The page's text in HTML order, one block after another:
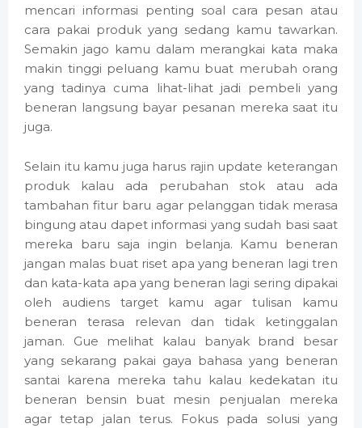
mencari informasi penting soal cara pesan atau
cara pakai produk yang sedang kamu tawarkan.
Semakin jago kamu dalam merangkai kata maka
makin tinggi peluang kamu buat merubah orang
yang tadinya cuma lihat-lihat jadi pembeli yang
beneran langsung bayar pesanan mereka saat itu
juga.
Selain itu kamu juga harus rajin update keterangan
produk kalau ada perubahan stok atau ada
tambahan fitur baru agar pelanggan tidak merasa
bingung atau dapet informasi yang sudah basi saat
mereka baru saja ingin belanja. Kamu beneran
jangan malas buat riset apa yang beneran lagi tren
dan kata-kata apa yang beneran lagi sering dipakai
oleh audiens target kamu agar tulisan kamu
beneran terasa relevan dan tidak ketinggalan
jaman. Gue melihat kalau banyak brand besar
yang sekarang pakai gaya bahasa yang beneran
santai karena mereka tahu kalau kedekatan itu
beneran bensin buat mesin penjualan mereka
agar tetap jalan terus. Fokus pada solusi yang